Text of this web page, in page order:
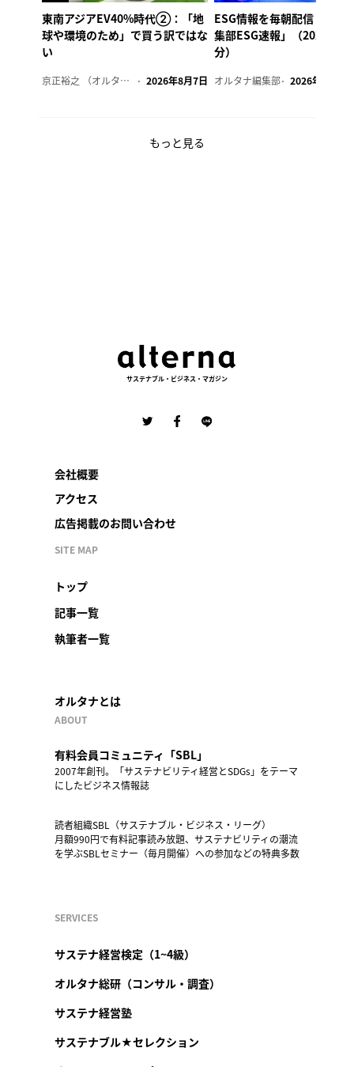
東南アジアEV40%時代②：「地
球や環境のため」で買う訳ではな
い
京正裕之 （オルタナ副編集長） 2026年8月7日
ESG情報を毎朝配信「オル
集部ESG速報」（2026年8
分）
オルタナ編集部 2026年8月7日
もっと見る
サステナブル・ビジネス・マガジン
会社概要
アクセス
広告掲載のお問い合わせ
SITE MAP
トップ
記事一覧
執筆者一覧
オルタナとは
ABOUT
有料会員コミュニティ「SBL」
2007年創刊。「サステナビリティ経営とSDGs」をテーマ
にしたビジネス情報誌
読者組織SBL（サステナブル・ビジネス・リーグ）
月額990円で有料記事読み放題、サステナビリティの潮流
を学ぶSBLセミナー（毎月開催）への参加などの特典多数
SERVICES
サステナ経営検定（1~4級）
オルタナ総研（コンサル・調査）
サステナ経営塾
サステナブル★セレクション